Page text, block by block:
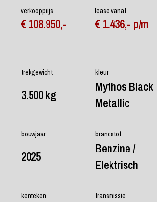
verkoopprijs
€ 108.950,-
lease vanaf
€ 1.436,- p/m
trekgewicht kleur
3.500 kg
Mythos Black
Metallic
bouwjaar brandstof
2025
Benzine /
Elektrisch
kenteken transmissie